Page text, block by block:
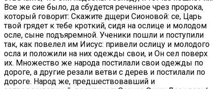
Все же сие было, да сбудется реченное чрез пророка,
который говорит: Скажите дщери Сионовой: се, Царь
твой грядет к тебе кроткий, сидя на ослице и молодом
осле, сыне подъяремной. Ученики пошли и поступили
так, как повелел им Иисус: привели ослицу и молодого
осла и положили на них одежды свои, и Он сел поверх
их. Множество же народа постилали свои одежды по
дороге, а другие резали ветви с дерев и постилали по
дороге. Народ же, предшествовавший и